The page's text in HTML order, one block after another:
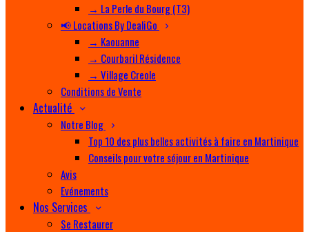
→ La Perle du Bourg (T3)
📢 Locations By DealiGo
→ Kaouanne
→ Courbaril Résidence
→ Village Creole
Conditions de Vente
Actualité
Notre Blog
Top 10 des plus belles activités à faire en Martinique
Conseils pour votre séjour en Martinique
Avis
Evénements
Nos Services
Se Restaurer